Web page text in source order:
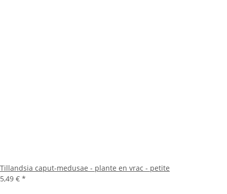
Tillandsia caput-medusae - plante en vrac - petite
5,49 € *